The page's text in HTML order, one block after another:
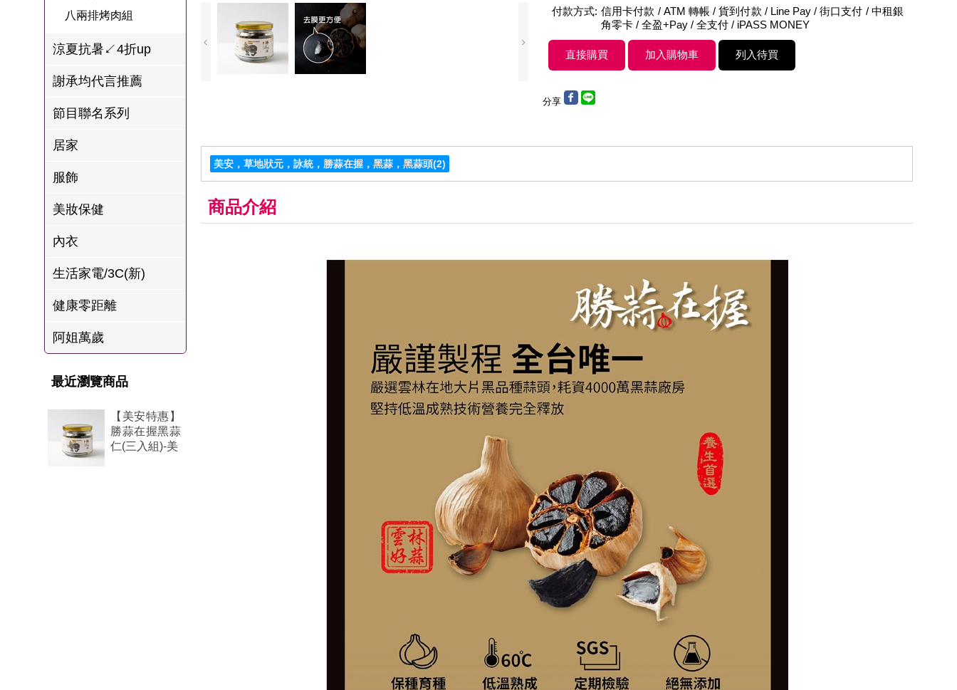
鮮蝦蝦滑
肉爐
海瑞摃丸
八兩排烤肉組
八兩排烤肉組
涼夏抗暑↙4折up
謝承均代言推薦
節目聯名系列
居家
服飾
美妝保健
內衣
生活家電/3C(新)
健康零距離
阿姐萬歲
最近瀏覽商品
【美安特惠】
勝蒜在握黑蒜
仁(三入組)-美
付款方式: 信用卡付款 / ATM 轉帳 / 貨到付款 / Line Pay / 街口支付 / 中租銀
角零卡 / 全盈+Pay / 全支付 / iPASS MONEY
分享
美安，草地狀元，詠統，勝蒜在握，黑蒜，黑蒜頭(2)
商品介紹